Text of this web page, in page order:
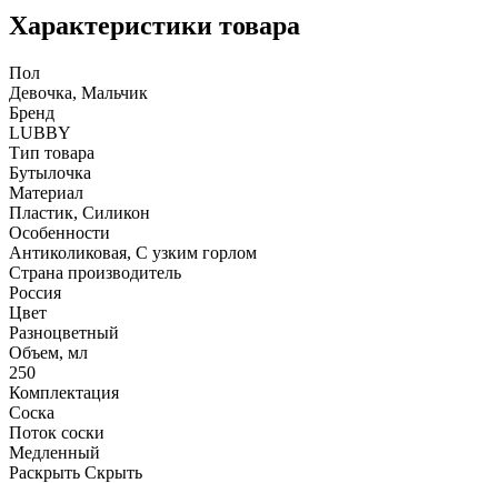
Характеристики товара
Пол
Девочка, Мальчик
Бренд
LUBBY
Тип товара
Бутылочка
Материал
Пластик, Силикон
Особенности
Антиколиковая, С узким горлом
Страна производитель
Россия
Цвет
Разноцветный
Объем, мл
250
Комплектация
Соска
Поток соски
Медленный
Раскрыть Скрыть